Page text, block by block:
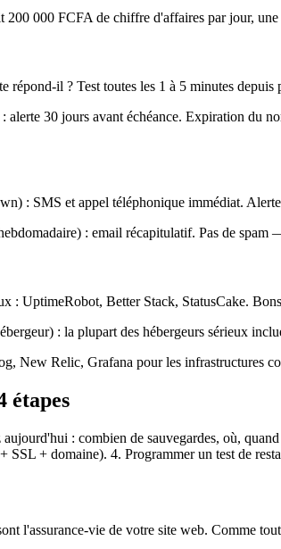
200 000 FCFA de chiffre d'affaires par jour,
il ? Test toutes les 1 à 5 minutes depuis
30 jours avant échéance. Expiration du
: SMS et appel téléphonique immédiat.
: email récapitulatif. Pas de
: UptimeRobot, Better Stack, StatusCake.
: la plupart des hébergeurs sérieux
New Relic, Grafana pour les infrastructures
étapes
: combien de sauvegardes, où,
SSL + domaine). 4. Programmer un test de
l'assurance-vie de votre site web. Comme